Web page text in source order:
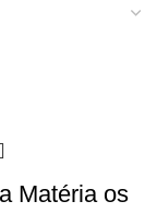
Matéria os